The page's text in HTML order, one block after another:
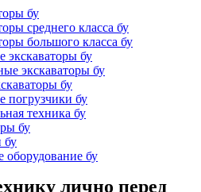
бу
среднего класса бу
большого класса бу
экскаваторы бу
экскаваторы бу
бу
погрузчики бу
техника бу
бу
бу
оборудование бу
лично перед